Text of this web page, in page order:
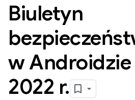
Biuletyn
w Androidzie
2022 r.